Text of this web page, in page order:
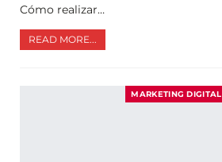
Cómo realizar…
READ MORE...
MARKETING DIGITAL